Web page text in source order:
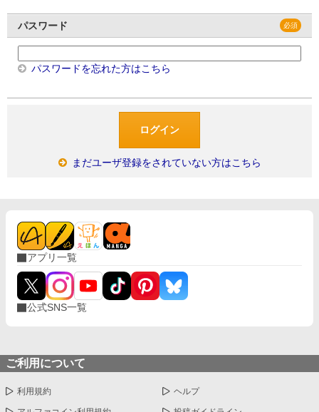
パスワード
パスワードを忘れた方はこちら
まだユーザ登録をされていない方はこちら
アプリ一覧
公式SNS一覧
ご利用について
利用規約 ヘルプ